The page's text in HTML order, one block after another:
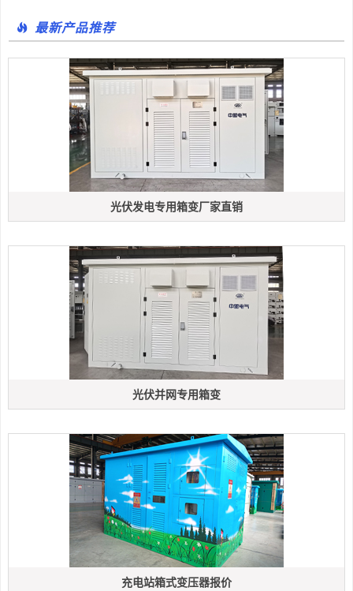
最新产品推荐
光伏发电专用箱变厂家直销
光伏并网专用箱变
充电站箱式变压器报价